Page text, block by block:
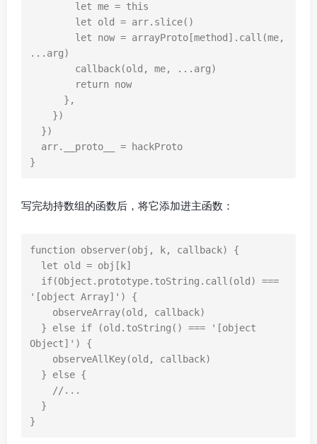
let me = this
let
old = arr. slice()
let
now = arrayProto [method ]. call (me,
... arg)
callback(old , me, ... arg)
return now
},
})
})
arr. __proto__ =
hackProto
}
写完劫持数组的函数后，将它添加进主函数：
function observer(obj , k, callback)
{
let
old = obj [ k]
if(Object . prototype. toString . call (old )
===
'[object Array]' )
{
observeArray(old , callback)
}
else if (old . toString () ===
'[object
Object]' )
{
observeAllKey(old , callback)
}
else {
//...
}
}